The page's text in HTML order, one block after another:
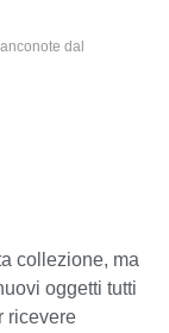
dal
collezione, ma
oggetti tutti
ricevere